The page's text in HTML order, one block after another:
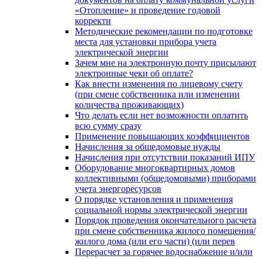
«Отопление» и проведение годовой
корректи
Методические рекомендации по подготовке
места для установки прибора учета
электрической энергии
Зачем мне на электронную почту присылают
электронные чеки об оплате?
Как внести изменения по лицевому счету
(при смене собственника или изменении
количества проживающих)
Что делать если нет возможности оплатить
всю сумму сразу
Применение повышающих коэффициентов
Начисления за общедомовые нужды
Начисления при отсутствии показаний ИПУ
Оборудование многоквартирных домов
коллективными (общедомовыми) приборами
учета энергоресурсов
О порядке установления и применения
социальной нормы электрической энергии
Порядок проведения окончательного расчета
при смене собственника жилого помещения/
жилого дома (или его части) (или перев
Перерасчет за горячее водоснабжение и/или